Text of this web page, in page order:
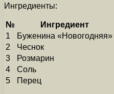
Ингредиенты:
№ Ингредиент
1
Буженина «Новогодняя»
2
Чеснок
3
Розмарин
4
Соль
5
Перец